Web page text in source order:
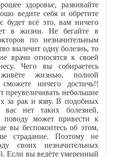
здоровье, развивайте
ведите себя и обретите
всё это, вам ничего
в жизни. Не бегайте в
по незначительным
вылечит одну болезнь, то
врачи относятся к своей
Чего вы собираетесь
жизнью, полной
ничего достичь!!
преувеличивать небольшие
за рак и язву. В подобных
нет таких болезней,
поводу может привести к
вы беспокоитесь об этом,
страдание. Поэтому не
своих незначительных
Если вы ведёте умеренный